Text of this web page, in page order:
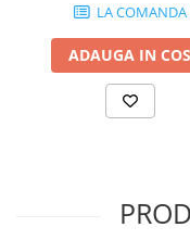
LA COMANDA
ADAUGA IN COS